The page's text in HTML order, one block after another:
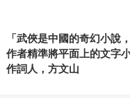
「武俠是中國的奇幻小說
作者精準將平面上的文字
作詞人，方文山